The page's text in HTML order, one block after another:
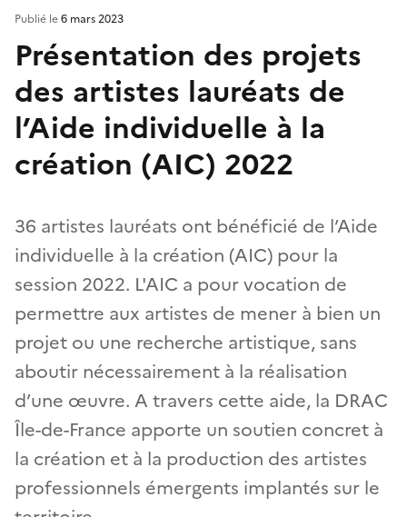
Présentation des projets
des artistes lauréats de
l’Aide individuelle à la
création (AIC) 2022
36 artistes lauréats ont bénéficié de l’Aide
individuelle à la création (AIC) pour la
session 2022. L'AIC a pour vocation de
permettre aux artistes de mener à bien un
projet ou une recherche artistique, sans
aboutir nécessairement à la réalisation
d’une œuvre. A travers cette aide, la DRAC
Île-de-France apporte un soutien concret à
la création et à la production des artistes
professionnels émergents implantés sur le
Publié le6 mars 2023